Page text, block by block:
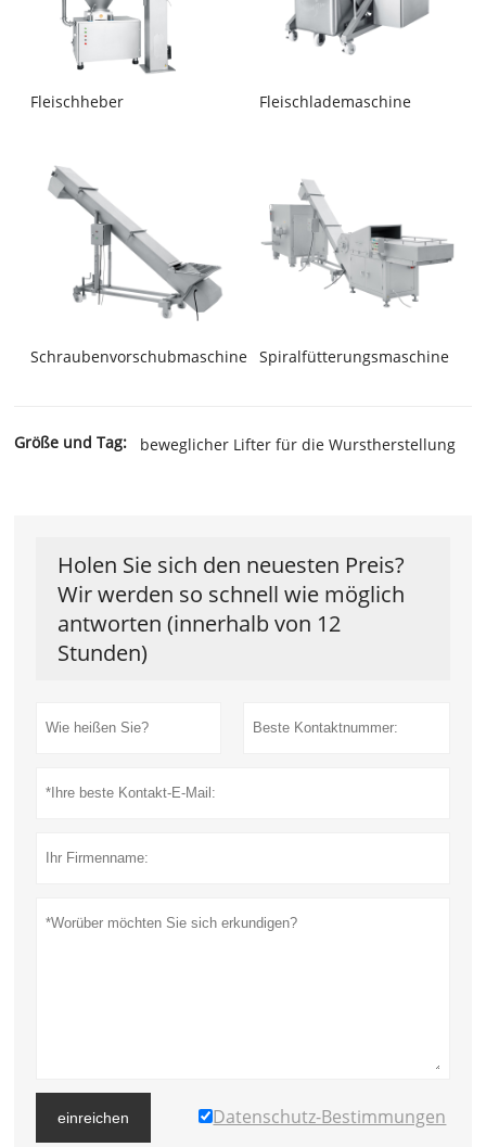
Fleischheber Fleischlademaschine
Schraubenvorschubmaschine Spiralfütterungsmaschine
Größe und Tag: beweglicher Lifter für die Wurstherstellung
Holen Sie sich den neuesten Preis?
Wir werden so schnell wie möglich
antworten (innerhalb von 12
Stunden)
einreichen Datenschutz-Bestimmungen